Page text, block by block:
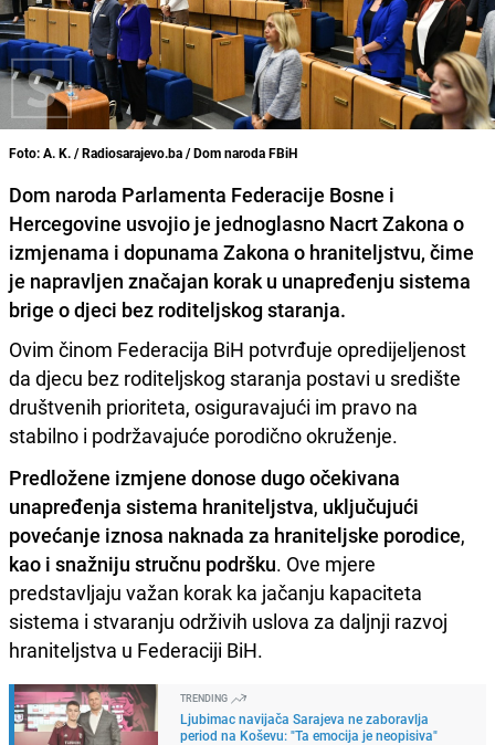
Foto: A. K. / Radiosarajevo.ba / Dom naroda FBiH
Dom naroda Parlamenta Federacije Bosne i
Hercegovine usvojio je jednoglasno Nacrt Zakona o
izmjenama i dopunama Zakona o hraniteljstvu, čime
je napravljen značajan korak u unapređenju sistema
brige o djeci bez roditeljskog staranja.
Ovim činom Federacija BiH potvrđuje opredijeljenost
da djecu bez roditeljskog staranja postavi u središte
društvenih prioriteta, osiguravajući im pravo na
stabilno i podržavajuće porodično okruženje.
Predložene izmjene donose dugo očekivana
unapređenja sistema hraniteljstva, uključujući
povećanje iznosa naknada za hraniteljske porodice,
kao i snažniju stručnu podršku. Ove mjere
predstavljaju važan korak ka jačanju kapaciteta
sistema i stvaranju održivih uslova za daljnji razvoj
hraniteljstva u Federaciji BiH.
TRENDING
Ljubimac navijača Sarajeva ne zaboravlja
period na Koševu: "Ta emocija je neopisiva"